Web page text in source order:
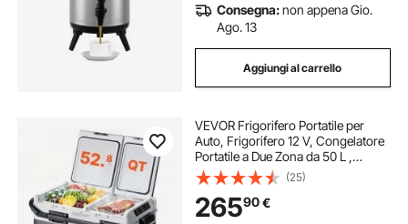
Consegna:non appena Gio.
Ago. 13
Aggiungi al carrello
VEVOR Frigorifero Portatile per
Auto, Frigorifero 12 V, Congelatore
Portatile a Due Zona da 50 L ,
Temperatura Regolabile - 20 ~ 20
℃, Refrigeratore a Compressore
per Casa, Esterno, Camper, Auto
(25)
26590€